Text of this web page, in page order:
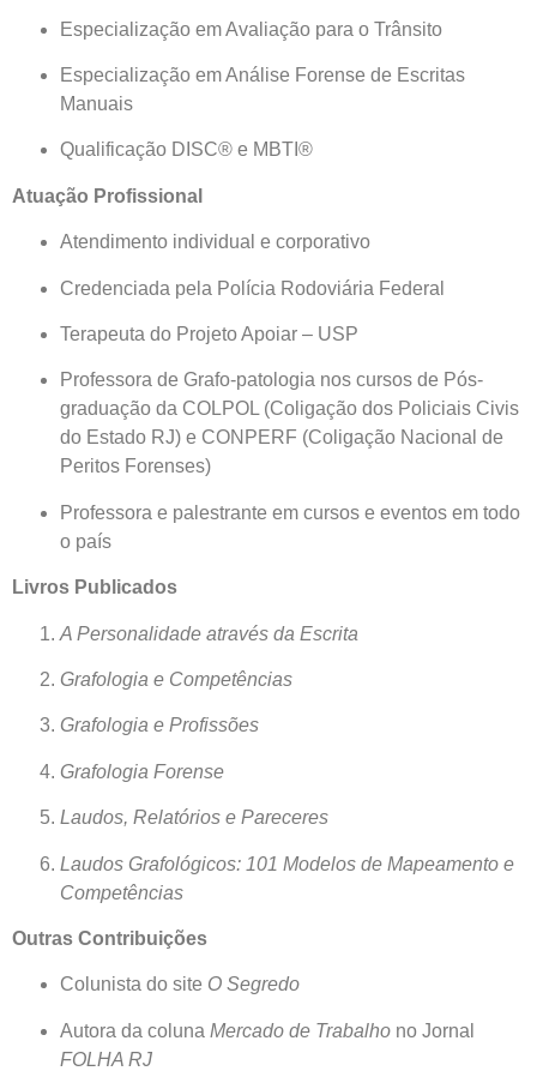
Especialização em Avaliação para o Trânsito
Especialização em Análise Forense de Escritas
Manuais
Qualificação DISC® e MBTI®
Atuação Profissional
Atendimento individual e corporativo
Credenciada pela Polícia Rodoviária Federal
Terapeuta do Projeto Apoiar – USP
Professora de Grafo-patologia nos cursos de Pós-
graduação da COLPOL (Coligação dos Policiais Civis
do Estado RJ) e CONPERF (Coligação Nacional de
Peritos Forenses)
Professora e palestrante em cursos e eventos em todo
o país
Livros Publicados
A Personalidade através da Escrita
Grafologia e Competências
Grafologia e Profissões
Grafologia Forense
Laudos, Relatórios e Pareceres
Laudos Grafológicos: 101 Modelos de Mapeamento e
Competências
Outras Contribuições
Colunista do site O Segredo
Autora da coluna Mercado de Trabalho no Jornal
FOLHA RJ